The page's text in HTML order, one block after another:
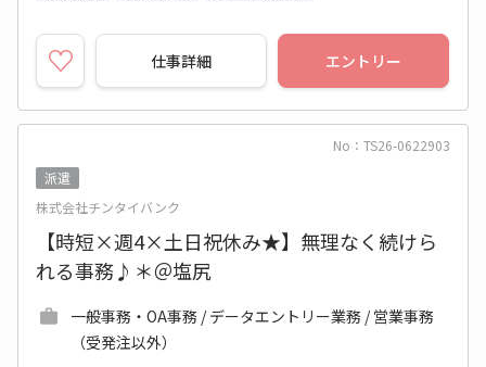
仕事詳細 エントリー
No：TS26-0622903
派遣
株式会社チンタイバンク
【時短×週4×土日祝休み★】無理なく続けら
れる事務♪＊＠塩尻
一般事務・OA事務 / データエントリー業務 / 営業事務
（受発注以外）